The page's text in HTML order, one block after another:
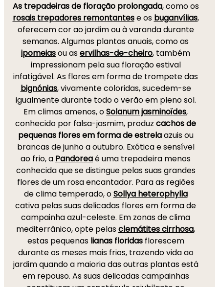
As trepadeiras de floração prolongada, como os
rosais trepadores remontantese os buganvílias,
oferecem cor ao jardim ou à varanda durante
semanas. Algumas plantas anuais, como as
ipomeiasou aservilhas-de-cheiro, também
impressionam pela sua floração estival
infatigável. As flores em forma de trompete das
bignónias, vivamente coloridas, sucedem-se
igualmente durante todo o verão em pleno sol.
Em climas amenos, oSolanum jasminoïdes,
conhecido por falsa-jasmim, produz cachos de
pequenas flores em forma de estrelaazuis ou
brancas de junho a outubro. Exótica e sensível
ao frio, a Pandoreaé uma trepadeira menos
conhecida que se distingue pelas suas grandes
flores de um rosa encantador. Para as regiões
de clima temperado, oSollya heterophylla
cativa pelas suas delicadas flores em forma de
campainha azul-celeste. Em zonas de clima
mediterrânico, opte pelasclemátites cirrhosa,
estas pequenas lianas floridasflorescem
durante os meses mais frios, trazendo vida ao
jardim quando a maioria das outras plantas está
em repouso. As suas delicadas campainhas